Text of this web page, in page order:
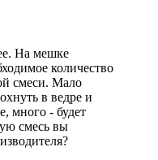
На мешке
количество
смеси. Мало
в ведре и
много - будет
смесь вы